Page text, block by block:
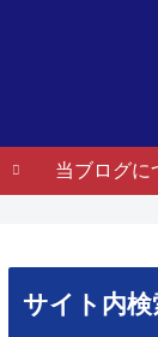
当ブログに
サイト内検